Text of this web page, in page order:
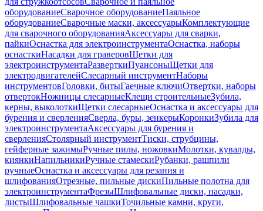
оборудованиеСварочное оборудованиеПаяльное
оборудованиеСварочные маски, аксессуарыКомплектующие
для сварочного оборудованияАксессуары для сварки,
пайкиОснастка для электроинструментаОснастка, наборы
оснасткиНасадки для граверовЩетки для
электроинструментаРазверткиПуансоныЩетки для
электродвигателейСлесарный инструментНаборы
инструментовГоловки, битыГаечные ключиОтвертки, наборы
отвертокНожницы слесарныеКлещи строительныеЗубила,
керны, выколоткиЩетки слесарныеОснастка и аксессуары для
бурения и сверленияСверла, буры, зенкерыКоронкиЗубила для
электроинструментаАксессуары для бурения и
сверленияСтолярный инструментТиски, струбцины,
гейферные зажимыРучные пилы, ножовкиМолотки, кувалды,
киянкиНапильникиРучные стамескиРубанки, рашпили
ручныеОснастка и аксессуары для резания и
шлифованияОтрезные, пильные дискиПильные полотна для
электроинструментаФрезыШлифовальные диски, насадки,
листыШлифовальные чашкиТочильные камни, круги,